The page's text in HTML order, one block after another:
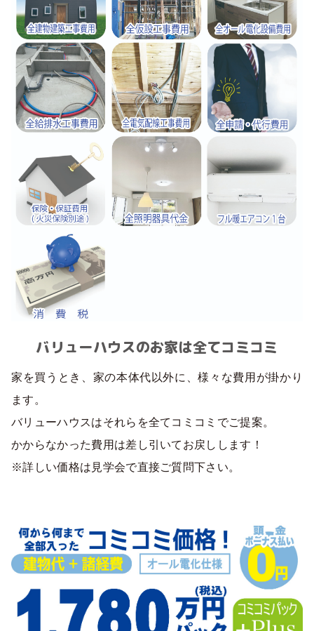
バリューハウスのお家は全てコミコミ
家を買うとき、家の本体代以外に、様々な費用が掛かり
ます。
バリューハウスはそれらを全てコミコミでご提案。
かからなかった費用は差し引いてお戻しします！
※詳しい価格は見学会で直接ご質問下さい。